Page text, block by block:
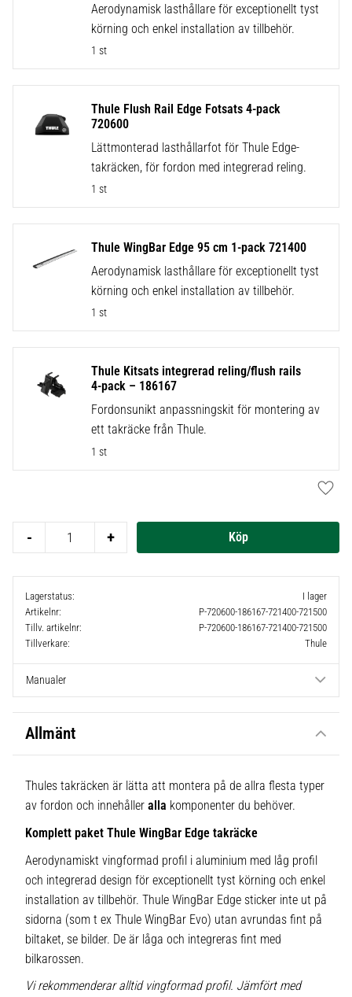
Aerodynamisk lasthållare för exceptionellt tyst
körning och enkel installation av tillbehör.
1 st
Thule Flush Rail Edge Fotsats 4-pack
720600
Lättmonterad lasthållarfot för Thule Edge-
takräcken, för fordon med integrerad reling.
1 st
Thule WingBar Edge 95 cm 1-pack 721400
Aerodynamisk lasthållare för exceptionellt tyst
körning och enkel installation av tillbehör.
1 st
Thule Kitsats integrerad reling/flush rails
4-pack – 186167
Fordonsunikt anpassningskit för montering av
ett takräcke från Thule.
1 st
+
-
Lagerstatus
I lager
Artikelnr
P-720600-186167-721400-721500
Tillv. artikelnr
P-720600-186167-721400-721500
Tillverkare
Thule
Manualer
Allmänt
Thules takräcken är lätta att montera på de allra flesta typer
av fordon och innehåller alla komponenter du behöver.
Komplett paket Thule WingBar Edge takräcke
Aerodynamiskt vingformad profil i aluminium med låg profil
och integrerad design för exceptionellt tyst körning och enkel
installation av tillbehör. Thule WingBar Edge sticker inte ut på
sidorna (som t ex Thule WingBar Evo) utan avrundas fint på
biltaket, se bilder. De är låga och integreras fint med
bilkarossen.
Vi rekommenderar alltid vingformad profil. Jämfört med